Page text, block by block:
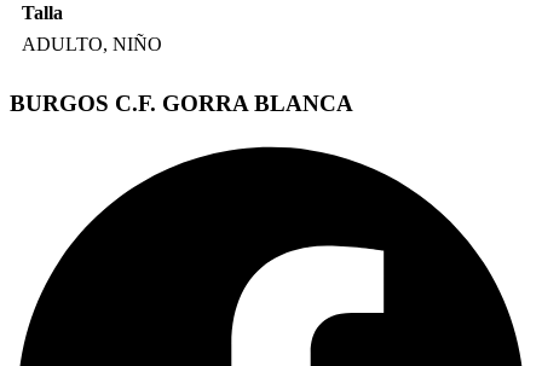
Talla
ADULTO, NIÑO
BURGOS C.F. GORRA BLANCA